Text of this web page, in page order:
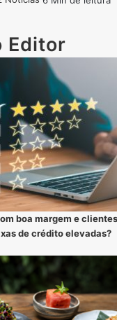
Editor
boa margem e
de crédito elevadas?